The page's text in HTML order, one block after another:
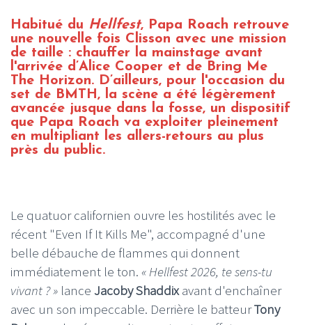
Habitué du Hellfest, Papa Roach retrouve
une nouvelle fois Clisson avec une mission
de taille : chauffer la mainstage avant
l'arrivée d’Alice Cooper et de Bring Me
The Horizon. D’ailleurs, pour l'occasion du
set de BMTH, la scène a été légèrement
avancée jusque dans la fosse, un dispositif
que Papa Roach va exploiter pleinement
en multipliant les allers-retours au plus
près du public.
Le quatuor californien ouvre les hostilités avec le
récent "Even If It Kills Me", accompagné d'une
belle débauche de flammes qui donnent
immédiatement le ton. « Hellfest 2026, te sens-tu
vivant ? » lance Jacoby Shaddixavant d'enchaîner
avec un son impeccable. Derrière le batteurTony